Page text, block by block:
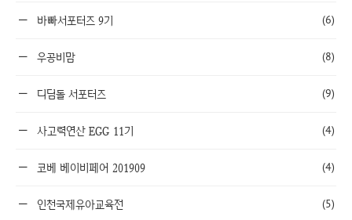
바빠서포터즈 9기 (6)
우공비맘 (8)
디딤돌 서포터즈 (9)
사고력연산 EGG 11기 (4)
코베 베이비페어 201909 (4)
인천국제유아교육전 (5)